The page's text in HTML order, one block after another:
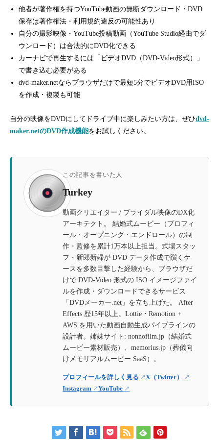
他者が著作権を持つYouTube動画の無断ダウンロード・DVD
保存は著作権法・利用規約違反の可能性あり
自分の撮影映像・YouTube投稿動画（YouTube Studio経由でダ
ウンロード）は合法的にDVD化できる
カーナビで再生するには「ビデオDVD（DVD-Video形式）」
で書き込む必要がある
dvd-maker.netならブラウザだけで最短5分でビデオDVD用ISO
を作成・複製も可能
自分の映像をDVDにしてドライブ中に楽しみたい方は、ぜひdvd-
maker.netのDVD作成機能をお試しください。
この記事を書いた人
Turkey
動画クリエイター / ブライダル映像のDX化
アーキテクト。 結婚式ムービー（プロフィ
ール・オープニング・エンドロール）の制
作・監修を累計1万本以上担当。式場スタッ
フ・新郎新婦が DVD データ作成で躓くケ
ースを多数目撃した経験から、ブラウザだ
けで DVD-Video 形式の ISO イメージファイ
ルを作成・ダウンロードできるサービス
「DVDメーカー.net」を立ち上げた。 After
Effects 歴15年以上。Lottie・Remotion +
AWS を用いた動画自動生成パイプラインの
設計者。姉妹サイト: nonnofilm.jp（結婚式
ムービー素材販売）、memorius.jp（葬儀向
けメモリアルムービー SaaS）。
プロフィールを詳しく見る
X（Twitter）
Instagram
YouTube